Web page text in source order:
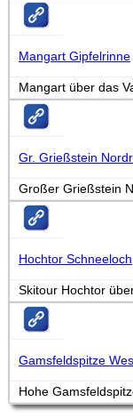
Mangart Gipfelrinne
Mangart über das
Gr. Grießstein
Großer Grießstein
Hochtor Schneeloch
Skitour Hochtor
Gamsfeldspitze
Hohe